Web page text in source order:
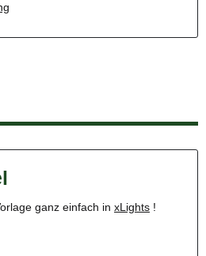
ganz einfach in xLights !